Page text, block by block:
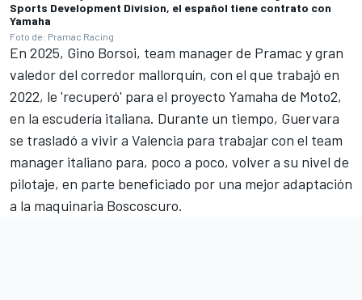
Sports Development Division, el español tiene contrato con
Yamaha
Foto de: Pramac Racing
En 2025, Gino Borsoi, team manager de Pramac y gran
valedor del corredor mallorquín, con el que trabajó en
2022, le 'recuperó' para el proyecto Yamaha de Moto2,
en la escudería italiana. Durante un tiempo, Guervara
se trasladó a vivir a Valencia para trabajar con el team
manager italiano para, poco a poco, volver a su nivel de
pilotaje, en parte beneficiado por una mejor adaptación
a la maquinaria Boscoscuro.